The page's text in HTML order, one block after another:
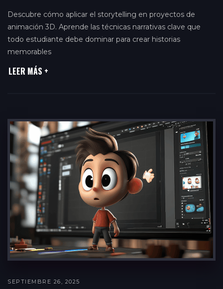
Descubre cómo aplicar el storytelling en proyectos de
animación 3D. Aprende las técnicas narrativas clave que
todo estudiante debe dominar para crear historias
memorables
LEER MÁS
SEPTIEMBRE 26, 2025